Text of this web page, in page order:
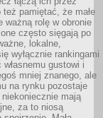
pamiętać, że małe
ważną rolę w obronie
często sięgają po
lokalne,
wyłącznie rankingami
gustowi i
mniej znanego, ale
na rynku pozostaje
mają
za to niosą